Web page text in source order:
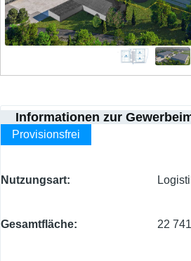
Informationen zur
Provisionsfrei
Nutzungsart
Gesamtfläche 22